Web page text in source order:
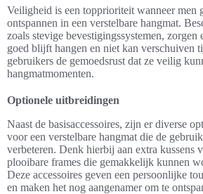
Veiligheid is een topprioriteit wanneer men
ontspannen in een verstelbare hangmat.
zoals stevige bevestigingssystemen, zorgen
goed blijft hangen en niet kan verschuiven
gebruikers de gemoedsrust dat ze veilig
hangmatmomenten.
Optionele uitbreidingen
Naast de basisaccessoires, zijn er diverse
voor een verstelbare hangmat die de
verbeteren. Denk hierbij aan extra kussens
plooibare frames die gemakkelijk kunnen
Deze accessoires geven een persoonlijke
en maken het nog aangenamer om te